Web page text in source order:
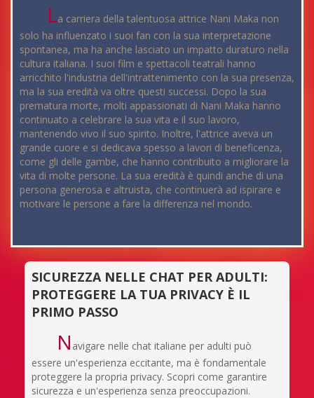
La carriera della talentuosa attrice Nani Maka non
solo ha influenzato i suoi fan con la sua interpretazione
spontanea, ma ha anche lasciato un impatto duraturo nella
cultura italiana. I suoi film e spettacoli teatrali hanno
arricchito l'industria dell'intrattenimento con la sua presenza,
ma la sua eredità va oltre questi successi. Dopo la sua
prematura morte, molti appassionati di Nani Maka hanno
continuato a celebrare la sua vita e il suo lavoro,
mantenendo vivo il suo spirito. Inoltre, l'attrice aveva un
grande cuore e si dedicava spesso a lavori di beneficenza,
come gli delle gambe, che hanno contribuito a migliorare la
vita di molte persone. La sua eredità è quindi anche di una
persona generosa e altruista, che continuerà ad ispirare e
motivare le persone a fare la differenza nel mondo.
SICUREZZA NELLE CHAT PER ADULTI:
PROTEGGERE LA TUA PRIVACY È IL
PRIMO PASSO
N avigare nelle chat italiane per adulti può
essere un'esperienza eccitante, ma è fondamentale
proteggere la propria privacy. Scopri come garantire
sicurezza e un'esperienza senza preoccupazioni.